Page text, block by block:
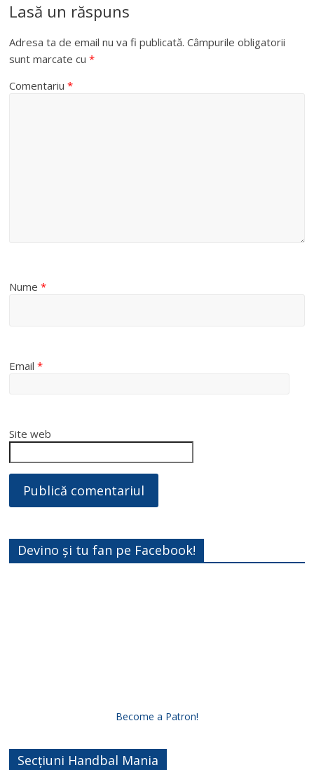
Lasă un răspuns
Adresa ta de email nu va fi publicată. Câmpurile obligatorii
sunt marcate cu*
Comentariu*
Nume*
Email*
Site web
Devino și tu fan pe Facebook!
Become a Patron!
Secțiuni Handbal Mania